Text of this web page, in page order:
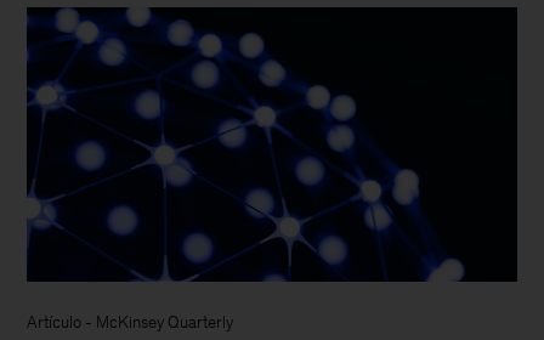
Artículo - McKinsey Quarterly